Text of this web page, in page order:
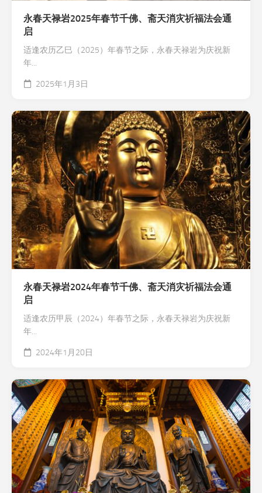
永春天禄岩2025年春节千佛、斋天消灾祈福法会通
启
适逢农历乙巳（2025）年春节之际，永春天禄岩为庆祝新
年...
2025年1月3日
永春天禄岩2024年春节千佛、斋天消灾祈福法会通
启
适逢农历甲辰（2024）年春节之际，永春天禄岩为庆祝新
年...
2024年1月20日